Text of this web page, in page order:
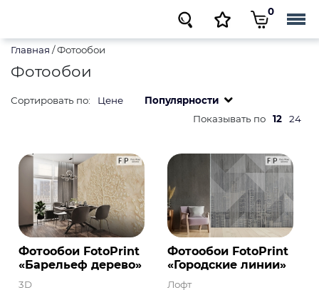
Главная /Фотообои
Фотообои
Сортировать по: Цене
Популярности
Показывать по
12 24
Фотообои FotoPrint
«Барельеф дерево»
3D
Фотообои FotoPrint
«Городские линии»
Лофт
0